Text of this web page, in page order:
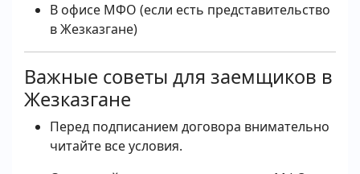
В офисе МФО (если есть представительство
в Жезказгане)
Важные советы для заемщиков в
Жезказгане
Перед подписанием договора внимательно
читайте все условия.